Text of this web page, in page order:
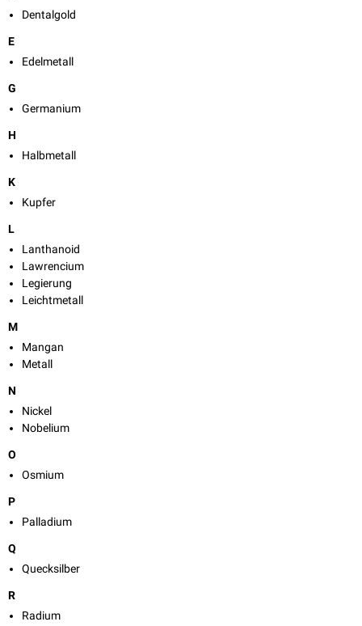
Dentalgold
E
Edelmetall
G
Germanium
H
Halbmetall
K
Kupfer
L
Lanthanoid
Lawrencium
Legierung
Leichtmetall
M
Mangan
Metall
N
Nickel
Nobelium
O
Osmium
P
Palladium
Q
Quecksilber
R
Radium